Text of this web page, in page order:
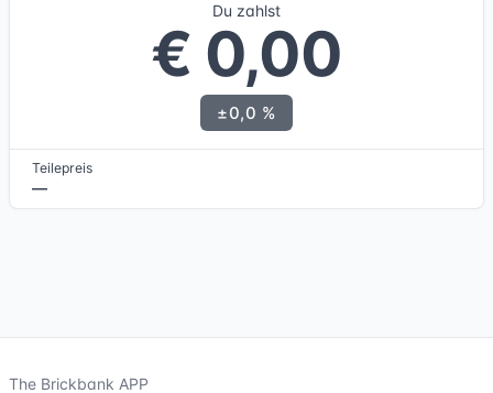
Du zahlst
€ 0,00
±0,0 %
Teilepreis
—
The Brickbank APP